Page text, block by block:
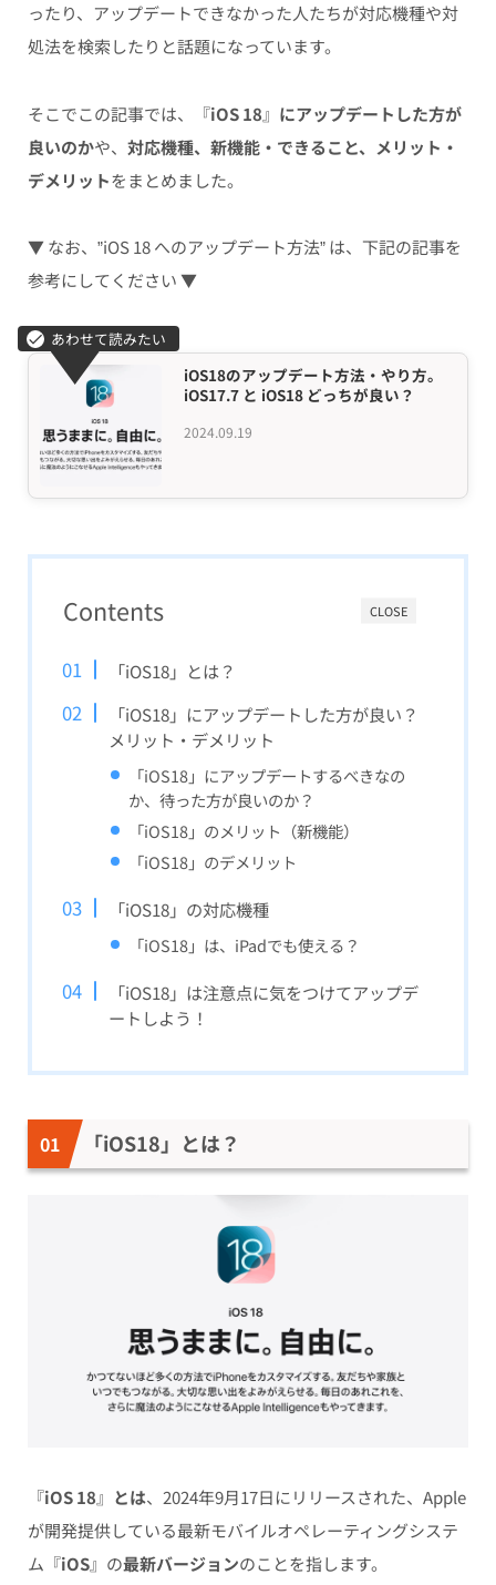
ったり、アップデートできなかった人たちが対応機種や対
処法を検索したりと話題になっています。
そこでこの記事では、『iOS 18』 にアップデートした方が
良いのかや、 対応機種、新機能・できること、メリット・
デメリットをまとめました。
▼ なお、”iOS 18 へのアップデート方法” は、下記の記事を
参考にしてください ▼
2024.09.19
iOS18のアップデート方法・やり方。
iOS17.7 と iOS18 どっちが良い？
CLOSE
Contents
「iOS18」とは？
「iOS18」にアップデートした方が良い？
メリット・デメリット
「iOS18」にアップデートするべきなの
か、待った方が良いのか？
「iOS18」のメリット（新機能）
「iOS18」のデメリット
「iOS18」の対応機種
「iOS18」は、iPadでも使える？
「iOS18」は注意点に気をつけてアップデ
ートしよう！
「iOS18」とは？
『iOS 18』 とは、2024年9月17日にリリースされた、Apple
が開発提供している最新モバイルオペレーティングシステ
ム『iOS』の最新バージョンのことを指します。